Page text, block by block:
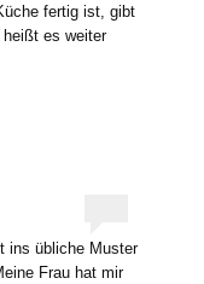
fertig ist, gibt
es weiter
ins übliche Muster
Frau hat mir